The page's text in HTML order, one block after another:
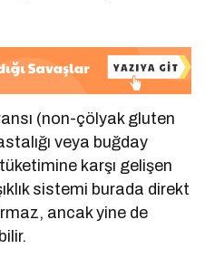
(non-çölyak gluten
veya buğday
karşı gelişen
sistemi burada direkt
ancak yine de